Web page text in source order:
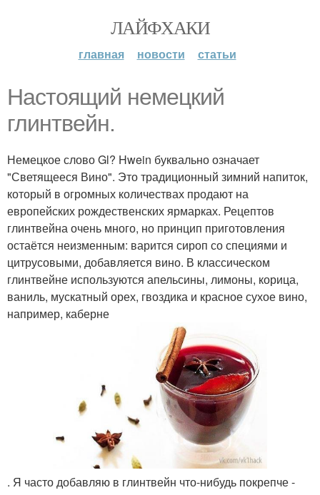
ЛАЙФХАКИ
главная новости статьи
Настоящий немецкий
глинтвейн.
Немецкое слово Gl? Hwein буквально означает
"Светящееся Вино". Это традиционный зимний напиток,
который в огромных количествах продают на
европейских рождественских ярмарках. Рецептов
глинтвейна очень много, но принцип приготовления
остаётся неизменным: варится сироп со специями и
цитрусовыми, добавляется вино. В классическом
глинтвейне используются апельсины, лимоны, корица,
ваниль, мускатный орех, гвоздика и красное сухое вино,
например, каберне
. Я часто добавляю в глинтвейн что-нибудь покрепче -